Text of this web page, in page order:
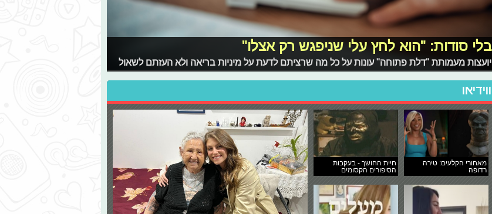
בלי סודות: "הוא לחץ עלי שניפגש רק אצלו"
יועצות מעמותת "דלת פתוחה" עונות על כל מה שרציתם לדעת על מיניות בריאה ולא העזתם לשאול
ווידיאו
מאחורי הקלעים: טירה
רדופה
חיית החושך - בעקבות
הסיפורים הקסומים